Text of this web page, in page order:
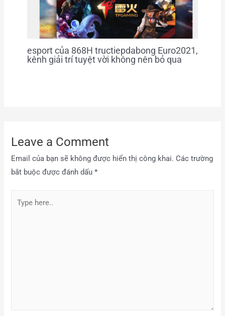
esport của 868H tructiepdabong Euro2021,
kênh giải trí tuyệt vời không nên bỏ qua
Leave a Comment
Email của bạn sẽ không được hiển thị công khai. Các trường
bắt buộc được đánh dấu*